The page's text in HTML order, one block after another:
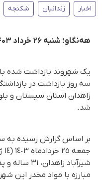
اخبار زندانیان شکنجه
هه‌نگاو؛ شنبه ۲۶ خرداد ۱۴۰۳
یک شهروند بازداشت شده
سه روز بازداشت در
زاهدان استان سیستان و
شد.
بر اساس گزارش رسیده به
شیرآباد
مبارزه با مواد مخدر این